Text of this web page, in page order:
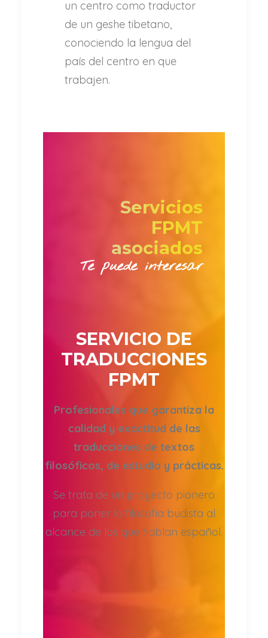
un centro como traductor
de un geshe tibetano,
conociendo la lengua del
país del centro en que
trabajen.
Servicios
FPMT
asociados
Te puede interesar
SERVICIO DE
TRADUCCIONES
FPMT
Profesionales que garantiza la
calidad y exactitud de las
traducciones de textos
filosóficos, de estudio y prácticas.
Se trata de un proyecto pionero
para poner la filosofía budista al
alcance de los que hablan español.